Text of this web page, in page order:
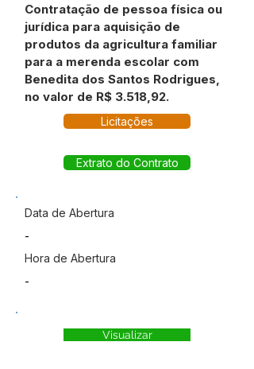
Contratação de pessoa física ou
jurídica para aquisição de
produtos da agricultura familiar
para a merenda escolar com
Benedita dos Santos Rodrigues,
no valor de R$ 3.518,92.
Licitações
Extrato do Contrato
Data de Abertura
-
Hora de Abertura
-
Visualizar